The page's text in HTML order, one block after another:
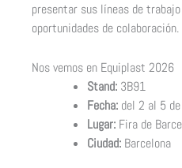
presentar sus líneas de
oportunidades de colaboración.
Nos vemos en Equiplast 2026
Stand:3B91
Fecha:del 2 al 5
Lugar:Fira de
Ciudad:Barcelona